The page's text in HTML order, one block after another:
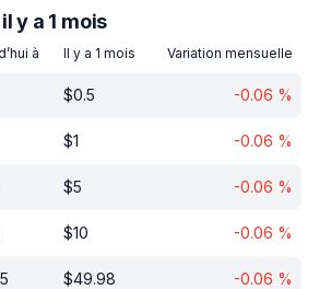
y a 1 mois
à Il y a 1 mois Variation mensuelle
$0.5 -0.06 %
$1 -0.06 %
$5 -0.06 %
$10 -0.06 %
$49.98 -0.06 %